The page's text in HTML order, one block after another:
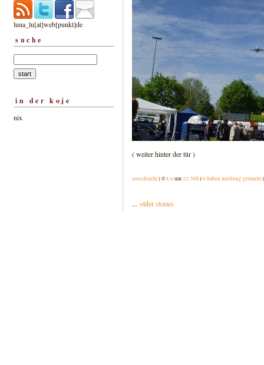
luna_lu[at]web[punkt]de
suche
in der koje
nix
( weiter hinter der tür )
seeschlacht| ©Lu um22:58h |6 haben meldung gemacht
... older stories